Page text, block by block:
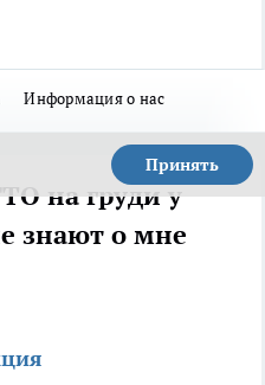
Информация о нас
Принять
на груди у
знают о мне